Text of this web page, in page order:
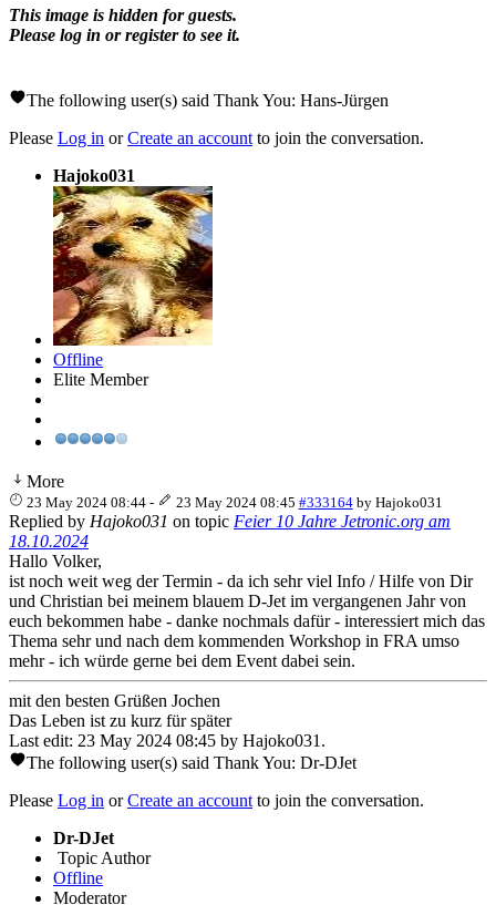
This image is hidden for guests.
Please log in or register to see it.
The following user(s) said Thank You: Hans-Jürgen
Please Log in orCreate an account to join the conversation.
Hajoko031
Offline
Elite Member
More
23 May 2024 08:44 - 23 May 2024 08:45 #333164 by Hajoko031
Replied by Hajoko031 on topic Feier 10 Jahre Jetronic.org am
18.10.2024
Hallo Volker,
ist noch weit weg der Termin - da ich sehr viel Info / Hilfe von Dir
und Christian bei meinem blauem D-Jet im vergangenen Jahr von
euch bekommen habe - danke nochmals dafür - interessiert mich das
Thema sehr und nach dem kommenden Workshop in FRA umso
mehr - ich würde gerne bei dem Event dabei sein.
mit den besten Grüßen Jochen
Das Leben ist zu kurz für später
Last edit: 23 May 2024 08:45 by Hajoko031 .
The following user(s) said Thank You: Dr-DJet
Please Log in orCreate an account to join the conversation.
Dr-DJet
Topic Author
Offline
Moderator